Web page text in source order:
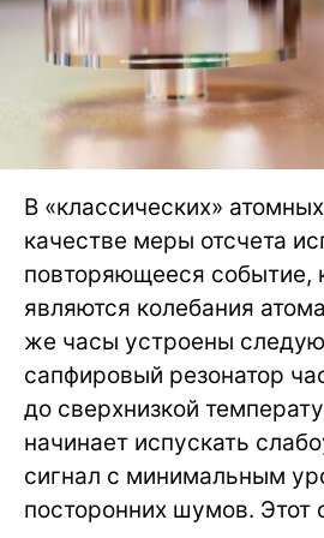
В «классических»
качестве меры отсчета
повторяющееся событие,
являются колебания
же часы устроены
сапфировый резонатор
до сверхнизкой
начинает испускать
сигнал с минимальным
посторонних шумов. Этот